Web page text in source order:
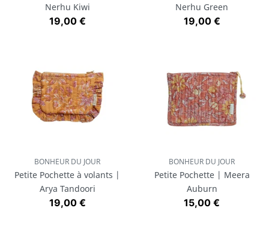
Nerhu Kiwi
Prix
19,00 €
Nerhu Green
Prix
19,00 €
BONHEUR DU JOUR
Petite Pochette à volants |
Arya Tandoori
Prix
19,00 €
BONHEUR DU JOUR
Petite Pochette | Meera
Auburn
Prix
15,00 €